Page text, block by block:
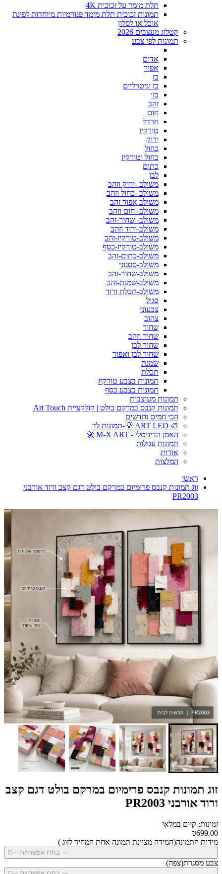
תלת מימד על זכוכית 4K
תמונות זכוכית תלת מימד פנורמיות מיוחדות לפינת
אוכל או לסלון
קטלוג מעצבים 2026
תמונות לפי צבע
אדום
אפור
בז
בז וניטרליים
בז׳
זהב
חום
חרדל
טורקיז
ירוק
כחול
כחול וטורקיז
כתום
לבן
משולב -ירוק וזהב
משולב -כחול וזהב
משולב אפור זהב
משולב- חום וזהב
משולב- שחור-זהב
משולב-ורוד וזהב
משולב-טורקיז-זהב
משולב-טורקיז-כסף
משולב-כתום-זהב
משולב-ססגוני
משולב-שחור-זהב
משולב-שמנת-זהב
משולב-תכלת ורוד
סגול
צבעוני
צהוב
שחור
שחור וזהב
שחור לבן
שחור לבן ואפור
שמנת
תכלת
תמונות בצבע טורקיז
תמונות בצבע כסף
תמונות מעוצבות
תמונות קנבס במרקם בולט | קולקציית Art Touch
הכי חמים וחדשים
🎨 ART LED 💡-תמונות לד
האמן הדיגיטלי - M-X ART 🚀
תמונות עגולות
אודות
המלצות
ראשי
זוג תמונות קנבס פרימיום במרקם בולט דגם קצב ורוד אורבני
PR2003
זוג תמונות קנבס פרימיום במרקם בולט דגם קצב
ורוד אורבני PR2003
זמינות: קיים במלאי
₪699.00
מידות התמונה(המידה מציינת תמונה אחת המחיר לזוג )
--- בחרו אפשרויות ---
צבע מסגרת(צפה)